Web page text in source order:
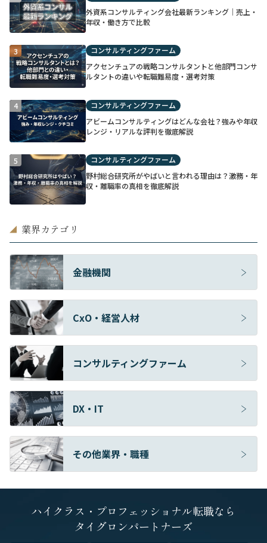
外資系コンサルティング会社最新ランキング｜売上・
年収・働き方で比較
3
コンサルティングファーム
アクセンチュアの戦略コンサルタントと他部門コンサ
ルタントの違いや転職難易度・選考対策
4
コンサルティングファーム
アビームコンサルティングはどんな会社？強みや年収
レンジ・リアルな評判を徹底解説
5
コンサルティングファーム
野村総合研究所がやばいと言われる理由は？激務・年
収・離職率の真相を徹底解説
◢ 業界カテゴリ
金融機関
CxO・経営人材
コンサルティングファーム
DX・IT
その他業界・職種
ハイクラス・プロフェッショナル転職なら
タイグロンパートナーズ